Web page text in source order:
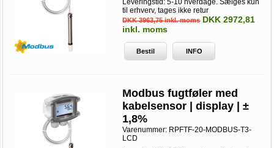
Leveringstid: 5-10 hverdage. Sælges kun
til erhverv, tages ikke retur
DKK 3963,75 inkl. moms DKK 2972,81
inkl. moms
Bestil INFO
Modbus fugtføler med
kabelsensor | display | ±
1,8%
Varenummer: RPFTF-20-MODBUS-T3-
LCD